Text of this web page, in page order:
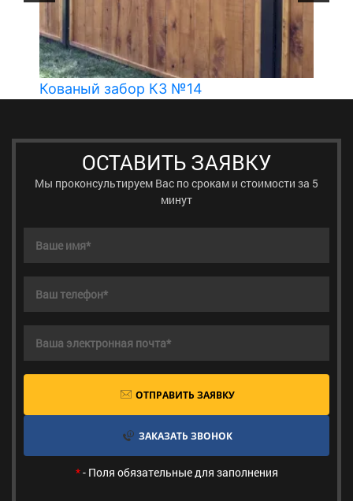
Кованый забор КЗ №14
ОСТАВИТЬ ЗАЯВКУ
Мы проконсультируем Вас по срокам и стоимости за 5
минут
ОТПРАВИТЬ ЗАЯВКУ
ЗАКАЗАТЬ ЗВОНОК
*- Поля обязательные для заполнения